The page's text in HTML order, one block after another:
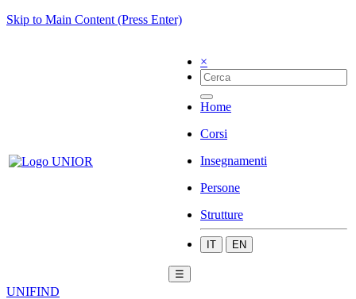
Skip to Main Content (Press Enter)
×
Home
Corsi
Insegnamenti
Persone
Strutture
IT EN
☰
UNIFIND